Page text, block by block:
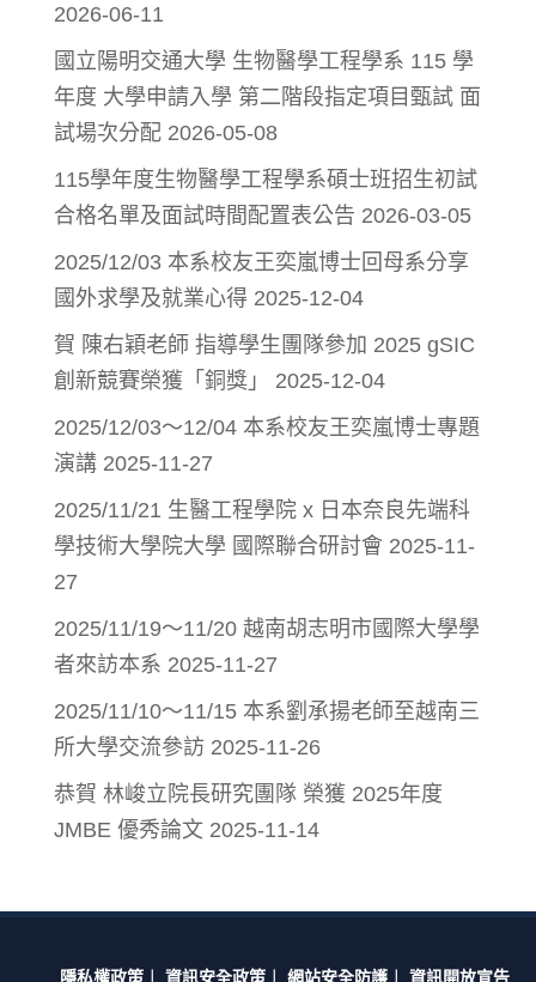
2026-06-11
國立陽明交通大學 生物醫學工程學系 115 學
年度 大學申請入學 第二階段指定項目甄試 面
試場次分配 2026-05-08
115學年度生物醫學工程學系碩士班招生初試
合格名單及面試時間配置表公告 2026-03-05
2025/12/03 本系校友王奕嵐博士回母系分享
國外求學及就業心得 2025-12-04
賀 陳右穎老師 指導學生團隊參加 2025 gSIC
創新競賽榮獲「銅獎」
2025-12-04
2025/12/03～12/04 本系校友王奕嵐博士專題
演講 2025-11-27
2025/11/21 生醫工程學院 x 日本奈良先端科
學技術大學院大學 國際聯合研討會 2025-11-
27
2025/11/19～11/20 越南胡志明市國際大學學
者來訪本系 2025-11-27
2025/11/10～11/15 本系劉承揚老師至越南三
所大學交流參訪 2025-11-26
恭賀 林峻立院長研究團隊 榮獲 2025年度
JMBE 優秀論文 2025-11-14
隱私權政策︱ 資訊安全政策︱ 網站安全防護︱ 資訊開放宣告